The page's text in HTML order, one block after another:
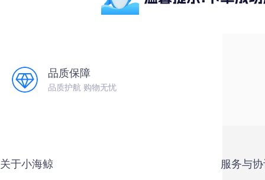
品质保障
品质护航 购物无忧
关于小海鲸 服务与